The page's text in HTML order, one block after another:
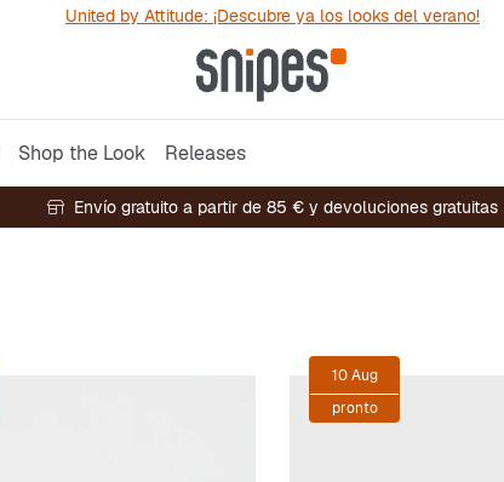
United by Attitude: ¡Descubre ya los looks del verano!
Shop the Look Releases
Envío gratuito a partir de 85 € y devoluciones gratuitas
10 Aug
pronto